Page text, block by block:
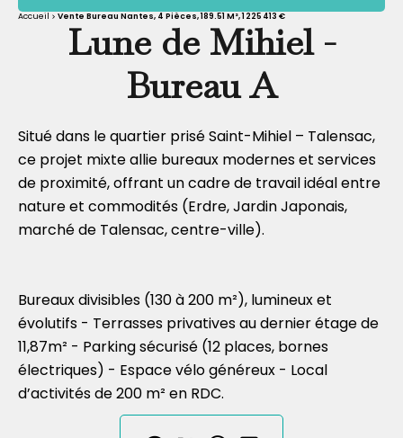
Accueil Vente Bureau Nantes, 4 Pièces, 189.51 M², 1 225 413 €
Lune de Mihiel -
Bureau A
Situé dans le quartier prisé Saint-Mihiel – Talensac,
ce projet mixte allie bureaux modernes et services
de proximité, offrant un cadre de travail idéal entre
nature et commodités (Erdre, Jardin Japonais,
marché de Talensac, centre-ville).
Bureaux divisibles (130 à 200 m²), lumineux et
évolutifs - Terrasses privatives au dernier étage de
11,87m² - Parking sécurisé (12 places, bornes
électriques) - Espace vélo généreux - Local
d’activités de 200 m² en RDC.